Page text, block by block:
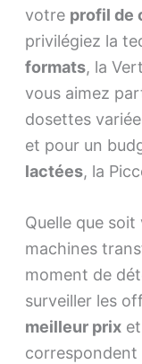
votre profil de
privilégiez la
formats, la
vous aimez
dosettes
et pour un
lactées, la
Quelle que
machines
moment de
surveiller les
meilleur prixet
correspondent